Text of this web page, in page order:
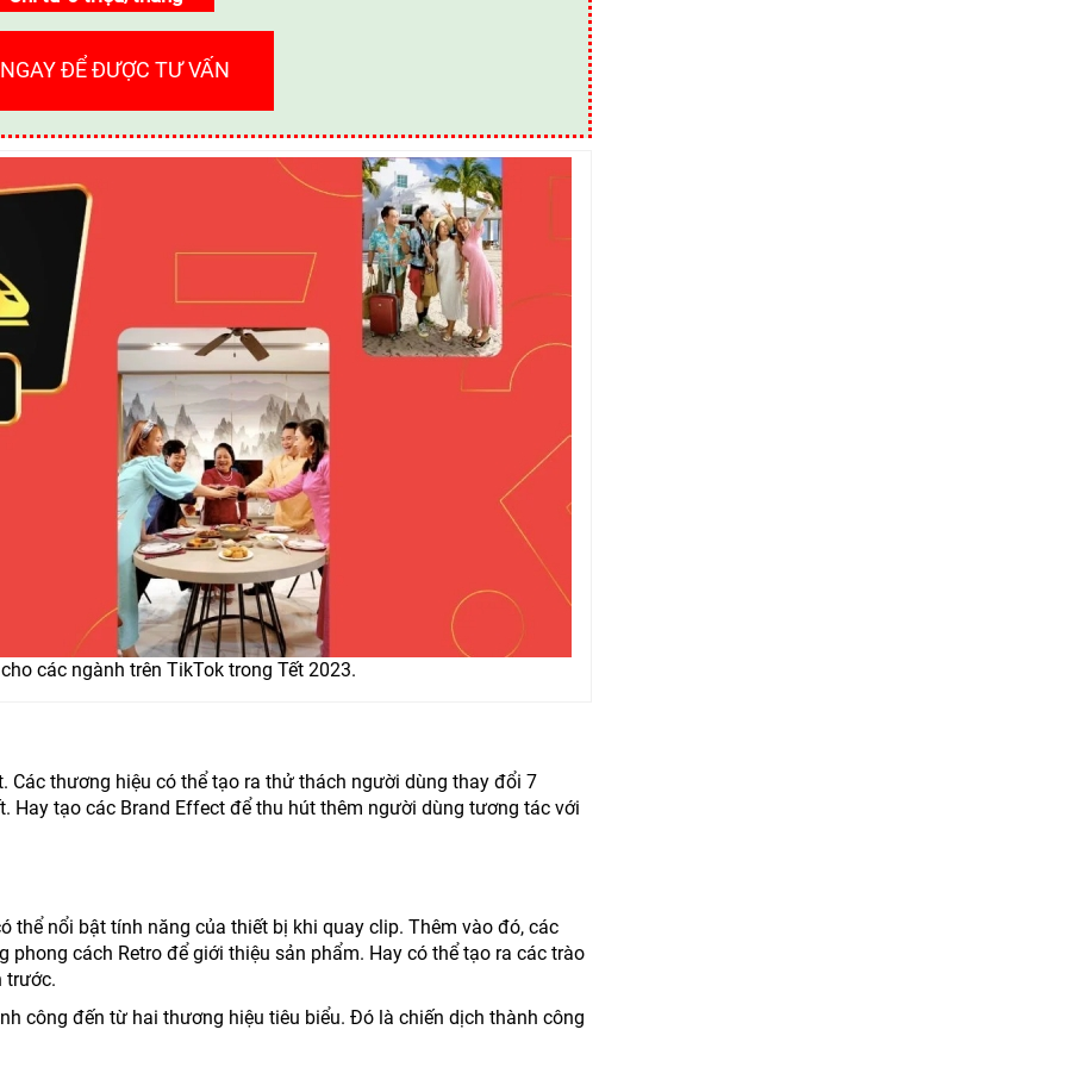
ĐỂ ĐƯỢC TƯ VẤN
các ngành trên TikTok trong Tết 2023.
Các thương hiệu có thể tạo ra thử thách người dùng thay đổi 7
Hay tạo các Brand Effect để thu hút thêm người dùng tương tác với
thể nổi bật tính năng của thiết bị khi quay clip. Thêm vào đó, các
cách Retro để giới thiệu sản phẩm. Hay có thể tạo ra các trào
trước.
công đến từ hai thương hiệu tiêu biểu. Đó là chiến dịch thành công